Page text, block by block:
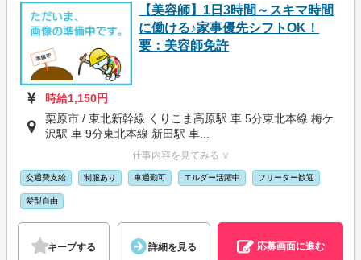
【美容師】1日3時間～スキマ時間
に働ける♪家事優先シフトOK！
要：美容師免許
時給1,150円
栗原市 / 東北新幹線 くりこま高原駅 車 5分東北本線 梅ケ
沢駅 車 9分東北本線 新田駅 車...
仕事内容を見てみる ∨
交通費支給 制服あり 車通勤可 エルダー活躍中 フリーター歓迎
髪型自由
キープする 詳細を見る 応募画面に進む